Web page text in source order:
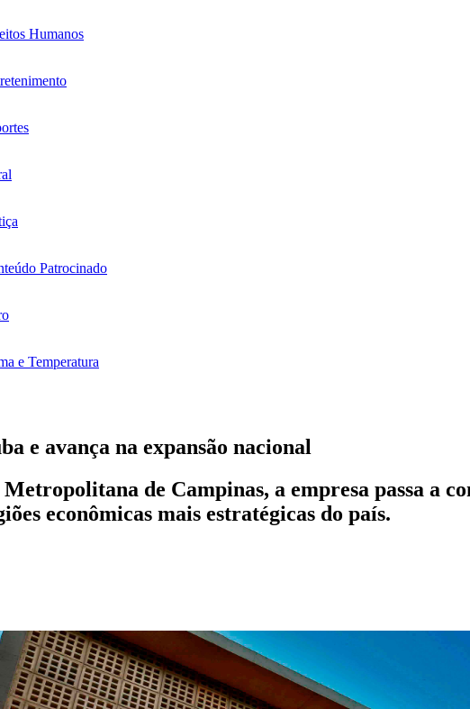
e avança na expansão nacional
Metropolitana de Campinas, a empresa passa a
econômicas mais estratégicas do país.